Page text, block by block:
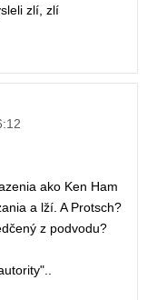
zlí, zlí
ako Ken Ham
a lží. A Protsch?
z podvodu?